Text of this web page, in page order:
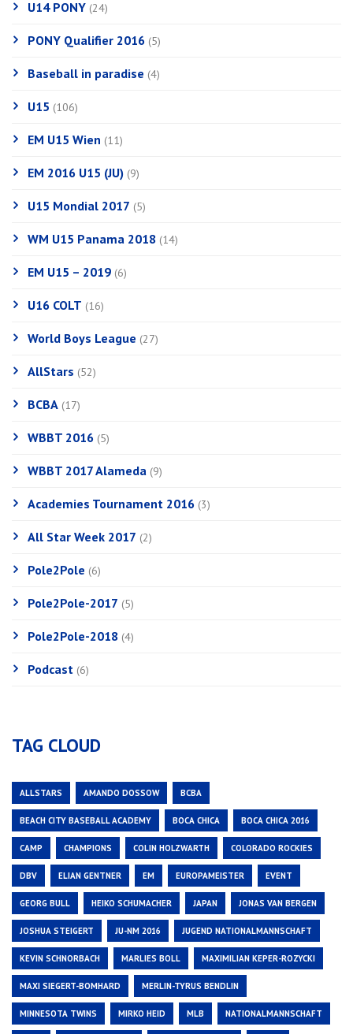
U14 PONY (24)
PONY Qualifier 2016 (5)
Baseball in paradise (4)
U15 (106)
EM U15 Wien (11)
EM 2016 U15 (JU) (9)
U15 Mondial 2017 (5)
WM U15 Panama 2018 (14)
EM U15 – 2019 (6)
U16 COLT (16)
World Boys League (27)
AllStars (52)
BCBA (17)
WBBT 2016 (5)
WBBT 2017 Alameda (9)
Academies Tournament 2016 (3)
All Star Week 2017 (2)
Pole2Pole (6)
Pole2Pole-2017 (5)
Pole2Pole-2018 (4)
Podcast (6)
TAG CLOUD
ALLSTARS AMANDO DOSSOW BCBA
BEACH CITY BASEBALL ACADEMY BOCA CHICA BOCA CHICA 2016
CAMP CHAMPIONS COLIN HOLZWARTH COLORADO ROCKIES
DBV ELIAN GENTNER EM EUROPAMEISTER EVENT
GEORG BULL HEIKO SCHUMACHER JAPAN JONAS VAN BERGEN
JOSHUA STEIGERT JU-NM 2016 JUGEND NATIONALMANNSCHAFT
KEVIN SCHNORBACH MARLIES BOLL MAXIMILIAN KEPER-ROZYCKI
MAXI SIEGERT-BOMHARD MERLIN-TYRUS BENDLIN
MINNESOTA TWINS MIRKO HEID MLB NATIONALMANNSCHAFT